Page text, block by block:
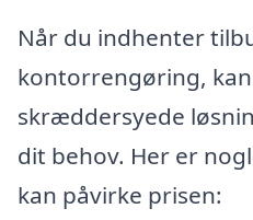
Når du indhenter
kontorrengøring,
skræddersyede
dit behov. Her er
kan påvirke prisen: